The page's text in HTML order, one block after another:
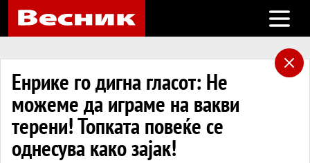
Open
Енрике го дигна гласот: Не
можеме да играме на вакви
терени! Топката повеќе се
однесува како зајак!